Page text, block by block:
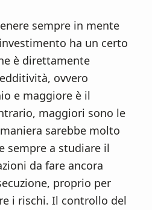
sempre in mente
ha un certo
è direttamente
ovvero
e maggiore è il
maggiori sono le
sarebbe molto
sempre a studiare il
da fare ancora
proprio per
i rischi. Il controllo del